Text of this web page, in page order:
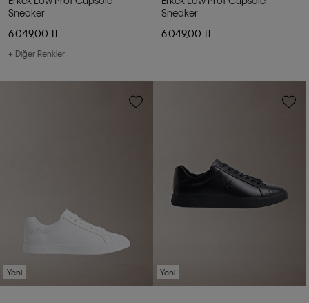
Sneaker
6.049,00 TL
+ Diğer Renkler
Sneaker
6.049,00 TL
Yeni Yeni